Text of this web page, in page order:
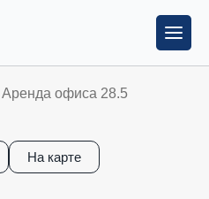
Аренда офиса 28.5
На карте